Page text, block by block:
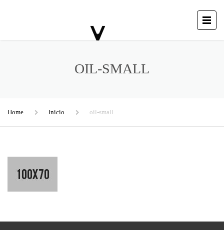
OIL-SMALL
Home Inicio oil-small